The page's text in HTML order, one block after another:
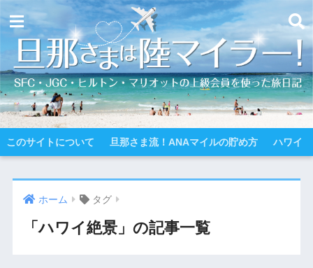
このサイトについて 旦那さま流！ANAマイルの貯め方 ハワイ
ホーム タグ
「ハワイ絶景」の記事一覧